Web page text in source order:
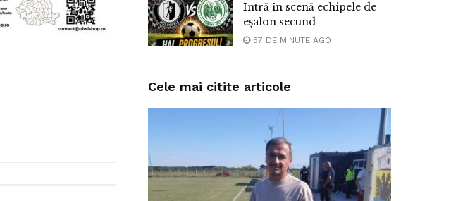
Intră în scenă echipele de
eșalon secund
57 DE MINUTE AGO
Cele mai citite articole